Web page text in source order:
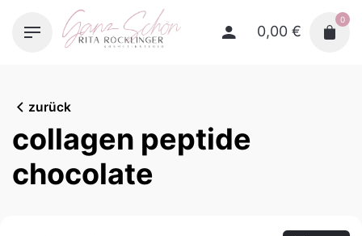
0,00 €
0
zurück
collagen peptide
chocolate